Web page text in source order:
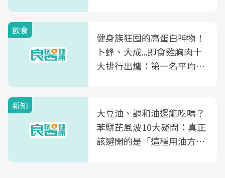
飲食
健身族狂囤的高蛋白神物！
卜蜂、大成...即食雞胸肉十
大排行出爐：第一名平均一
新知
大豆油、調和油還能吃嗎？
苯駢芘風波10大疑問：真正
該避開的是「這種用油方